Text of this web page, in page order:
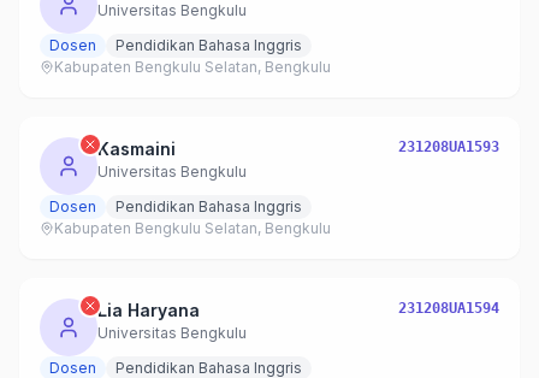
Universitas Bengkulu
Dosen
Pendidikan Bahasa Inggris
Kabupaten Bengkulu Selatan, Bengkulu
Kasmaini
Universitas Bengkulu
231208UA1593
Dosen
Pendidikan Bahasa Inggris
Kabupaten Bengkulu Selatan, Bengkulu
Lia Haryana
Universitas Bengkulu
231208UA1594
Dosen
Pendidikan Bahasa Inggris